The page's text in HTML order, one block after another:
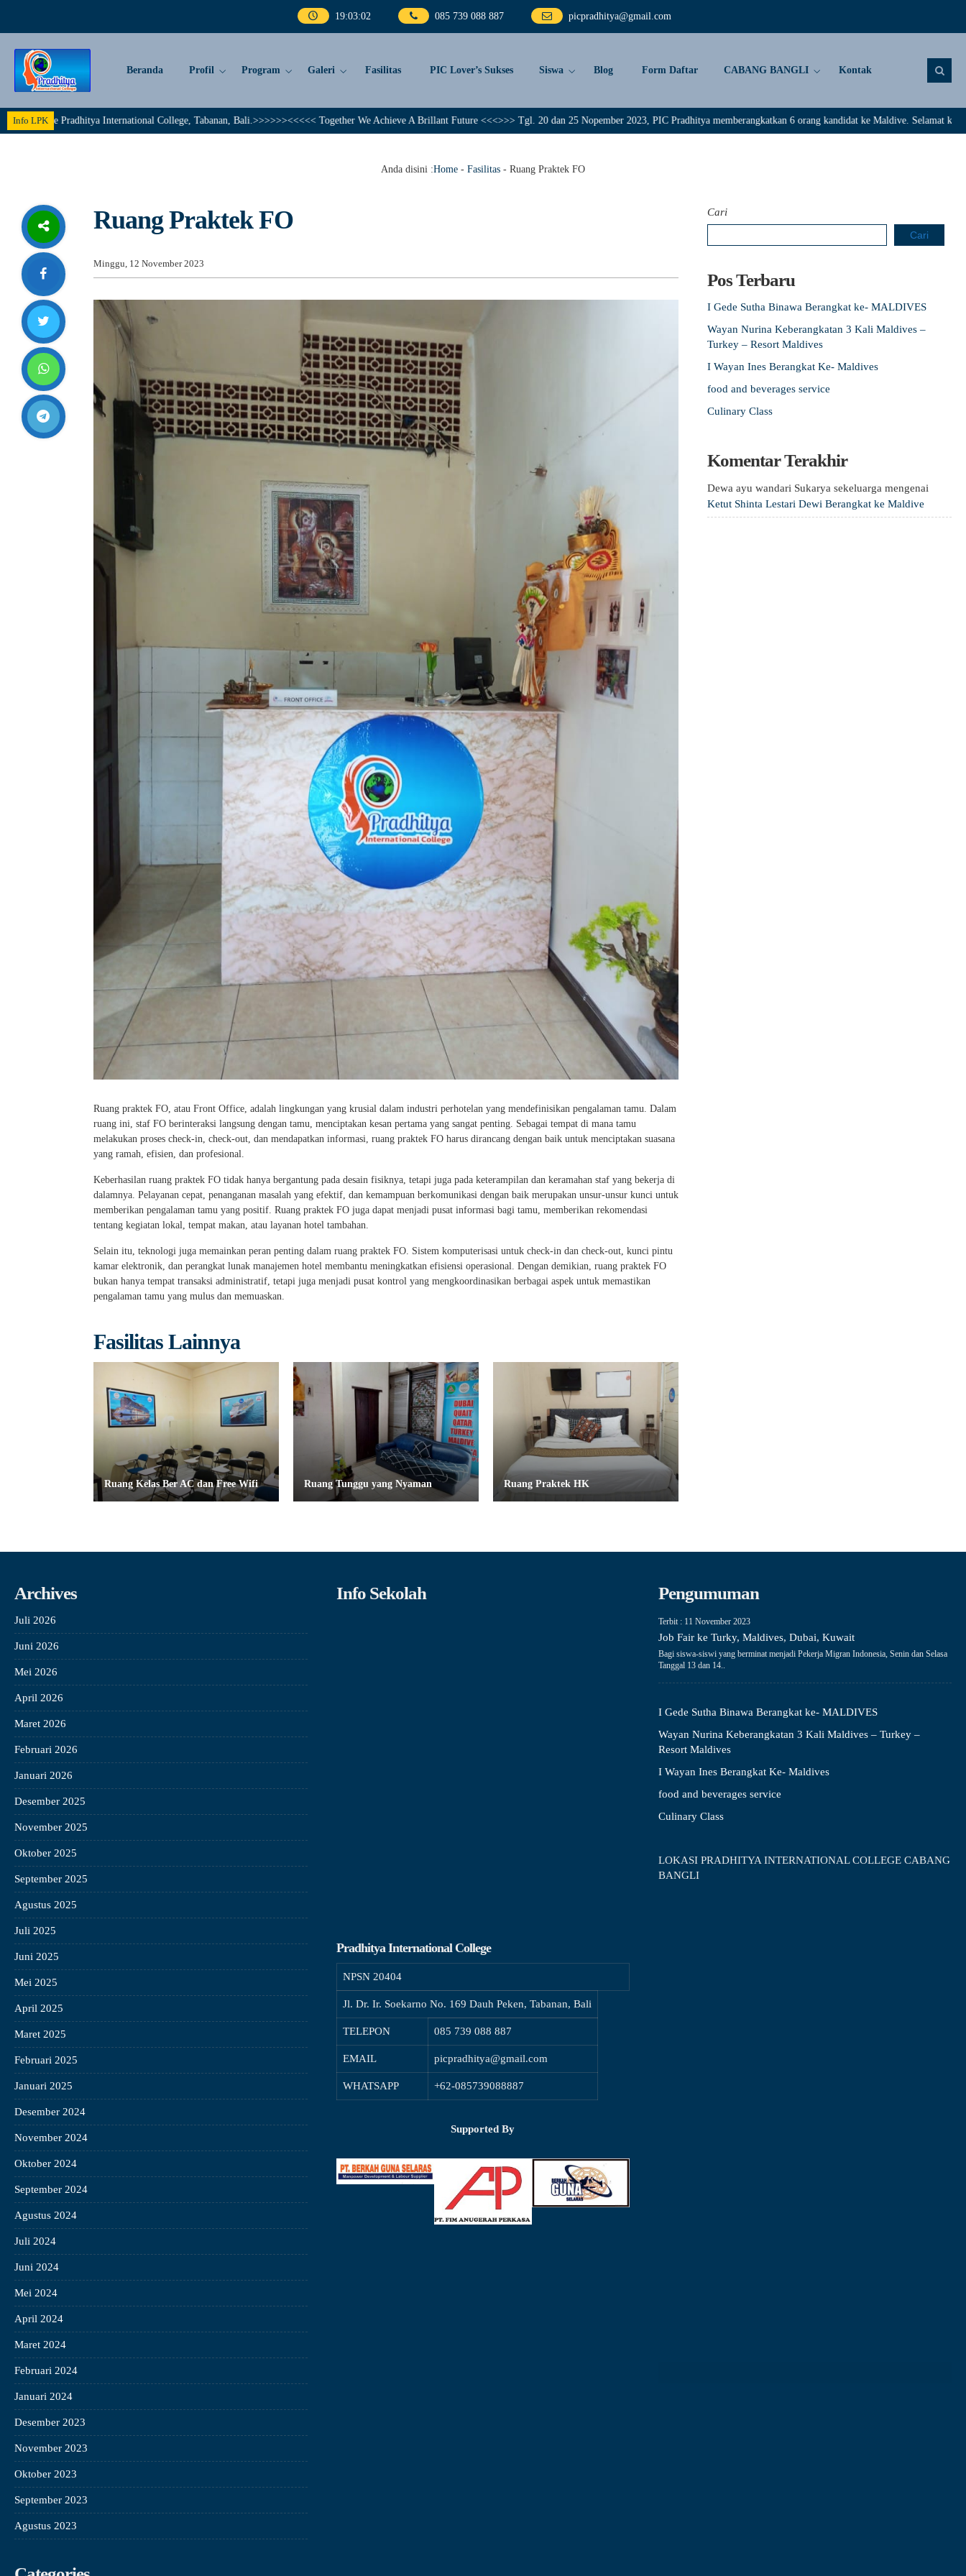
19:03:03 085 739 088 887 picpradhitya@gmail.com
Beranda Profil Program Galeri Fasilitas PIC Lover’s Sukses Siswa Blog Form Daftar CABANG BANGLI Kontak
Info LPK
Pradhitya International College, Tabanan, Bali.>>>>>><<<<< Together We Achieve A Brillant Future <<<>>> Tgl. 20 dan 25 Nopember 2023, PIC Pradhitya memberangkatkan 6 orang kandidat ke Maldive. Selamat kepada : Rivaldi,
Anda disini :Home - Fasilitas - Ruang Praktek FO
Ruang Praktek FO
Minggu, 12 November 2023
Ruang praktek FO, atau Front Office, adalah lingkungan yang krusial dalam industri perhotelan yang mendefinisikan pengalaman tamu. Dalam
ruang ini, staf FO berinteraksi langsung dengan tamu, menciptakan kesan pertama yang sangat penting. Sebagai tempat di mana tamu
melakukan proses check-in, check-out, dan mendapatkan informasi, ruang praktek FO harus dirancang dengan baik untuk menciptakan suasana
yang ramah, efisien, dan profesional.
Keberhasilan ruang praktek FO tidak hanya bergantung pada desain fisiknya, tetapi juga pada keterampilan dan keramahan staf yang bekerja di
dalamnya. Pelayanan cepat, penanganan masalah yang efektif, dan kemampuan berkomunikasi dengan baik merupakan unsur-unsur kunci untuk
memberikan pengalaman tamu yang positif. Ruang praktek FO juga dapat menjadi pusat informasi bagi tamu, memberikan rekomendasi
tentang kegiatan lokal, tempat makan, atau layanan hotel tambahan.
Selain itu, teknologi juga memainkan peran penting dalam ruang praktek FO. Sistem komputerisasi untuk check-in dan check-out, kunci pintu
kamar elektronik, dan perangkat lunak manajemen hotel membantu meningkatkan efisiensi operasional. Dengan demikian, ruang praktek FO
bukan hanya tempat transaksi administratif, tetapi juga menjadi pusat kontrol yang mengkoordinasikan berbagai aspek untuk memastikan
pengalaman tamu yang mulus dan memuaskan.
Fasilitas Lainnya
Ruang Kelas Ber AC dan Free Wifi Ruang Tunggu yang Nyaman Ruang Praktek HK
Cari
Cari
Pos Terbaru
I Gede Sutha Binawa Berangkat ke- MALDIVES
Wayan Nurina Keberangkatan 3 Kali Maldives –
Turkey – Resort Maldives
I Wayan Ines Berangkat Ke- Maldives
food and beverages service
Culinary Class
Komentar Terakhir
Dewa ayu wandari Sukarya sekeluarga mengenai
Ketut Shinta Lestari Dewi Berangkat ke Maldive
Archives
Juli 2026
Juni 2026
Mei 2026
April 2026
Maret 2026
Februari 2026
Januari 2026
Desember 2025
November 2025
Oktober 2025
September 2025
Agustus 2025
Juli 2025
Juni 2025
Mei 2025
April 2025
Maret 2025
Februari 2025
Januari 2025
Desember 2024
November 2024
Oktober 2024
September 2024
Agustus 2024
Juli 2024
Juni 2024
Mei 2024
April 2024
Maret 2024
Februari 2024
Januari 2024
Desember 2023
November 2023
Oktober 2023
September 2023
Agustus 2023
Info Sekolah
Pradhitya International College
NPSN 20404
Jl. Dr. Ir. Soekarno No. 169 Dauh Peken, Tabanan, Bali
TELEPON 085 739 088 887
EMAIL picpradhitya@gmail.com
WHATSAPP +62-085739088887
Supported By
Pengumuman
Terbit : 11 November 2023
Job Fair ke Turky, Maldives, Dubai, Kuwait
Bagi siswa-siswi yang berminat menjadi Pekerja Migran Indonesia, Senin dan Selasa
Tanggal 13 dan 14..
I Gede Sutha Binawa Berangkat ke- MALDIVES
Wayan Nurina Keberangkatan 3 Kali Maldives – Turkey –
Resort Maldives
I Wayan Ines Berangkat Ke- Maldives
food and beverages service
Culinary Class
LOKASI PRADHITYA INTERNATIONAL COLLEGE CABANG
BANGLI